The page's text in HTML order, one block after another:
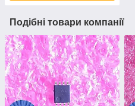
Подібні товари компанії